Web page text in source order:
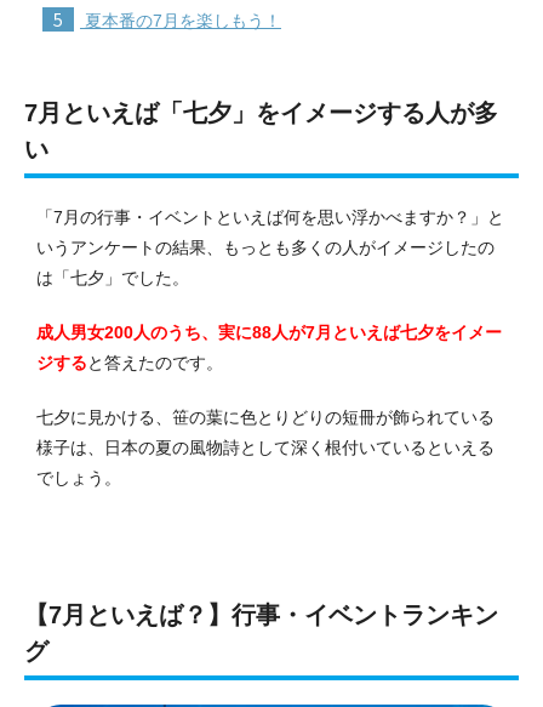
5 夏本番の7月を楽しもう！
7月といえば「七夕」をイメージする人が多
い
「7月の行事・イベントといえば何を思い浮かべますか？」と
いうアンケートの結果、もっとも多くの人がイメージしたの
は「七夕」でした。
成人男女200人のうち、実に88人が7月といえば七夕をイメー
ジすると答えたのです。
七夕に見かける、笹の葉に色とりどりの短冊が飾られている
様子は、日本の夏の風物詩として深く根付いているといえる
でしょう。
【7月といえば？】行事・イベントランキン
グ